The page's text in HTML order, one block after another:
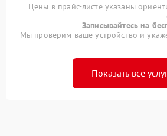
Цены в прайс-листе указаны
Записывайтесь на
Мы проверим ваше устройство и
Показать все